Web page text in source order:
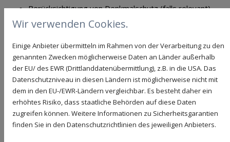
Berücksichtigung von Denkmalschutz (falls relevant)
optisch unauffällige Umsetzung
Ein erfahrener Fachbetrieb sorgt dafür, dass alles
harmonisch zusammenpasst.
Blitzschutz nachrüsten: Mit welchen Kosten
sollten Sie rechnen?
Die Frage nach den Kosten ist verständlich – und lässt sich
nicht pauschal beantworten. Dennoch gibt es Richtwerte, die
Ihnen eine Orientierung geben.
Wir verwenden Cookies.
Einige Anbieter übermitteln im Rahmen von der Verarbeitung zu den
genannten Zwecken möglicherweise Daten an Länder außerhalb
der EU/ des EWR (Drittlanddatenübermittlung), z.B. in die USA. Das
Datenschutzniveau in diesen Ländern ist möglicherweise nicht mit
dem in den EU-/EWR-Ländern vergleichbar. Es besteht daher ein
erhöhtes Risiko, dass staatliche Behörden auf diese Daten
zugreifen können. Weitere Informationen zu Sicherheitsgarantien
finden Sie in den Datenschutzrichtlinien des jeweiligen Anbieters.